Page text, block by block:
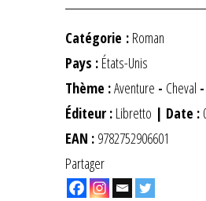
Catégorie : Roman
Pays : États-Unis
Thème :Aventure - Cheval -
Éditeur : Libretto | Date :
EAN : 9782752906601
Partager